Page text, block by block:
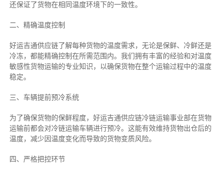
还保证了货物在相同温度环境下的一致性。
二、 精确温度控制
好运吉通供应链了解每种货物的温度需求，无论是保鲜、冷鲜还是
冷冻，都能精确控制在所需范围内。我们拥有丰富的经验和对温度
敏感性货物运输的专业知识，以确保货物在整个运输过程中的温度
稳定。
三、车辆提前预冷系统
为了确保货物的保鲜程度，好运吉通供应链冷链运输事业部在货物
运输前都会对冷链运输车辆进行预冷。这能有效维持货物出仓后的
温度，减少因温度变化而导致的货物变质风险。
四、严格把控环节